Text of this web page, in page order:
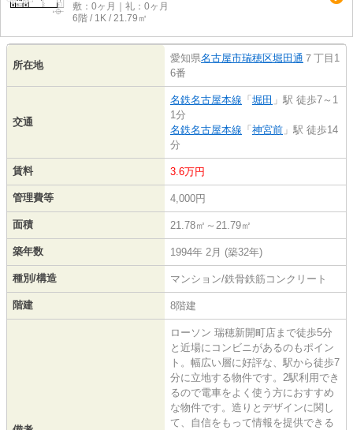
敷：0ヶ月｜礼：0ヶ月
6階 / 1K / 21.79㎡
所在地
愛知県名古屋市瑞穂区堀田通 ７丁目1
6番
交通
名鉄名古屋本線 「 堀田 」駅 徒歩7～1
1分
名鉄名古屋本線 「 神宮前 」駅 徒歩14
分
賃料 3.6万円
管理費等 4,000円
面積 21.78㎡～21.79㎡
築年数 1994年 2月 (築32年)
種別/構造 マンション/鉄骨鉄筋コンクリート
階建 8階建
ローソン 瑞穂新開町店まで徒歩5分
と近場にコンビニがあるのもポイン
ト。幅広い層に好評な、駅から徒歩7
分に立地する物件です。2駅利用でき
るので電車をよく使う方におすすめ
な物件です。造りとデザインに関し
て、自信をもって情報を提供できる